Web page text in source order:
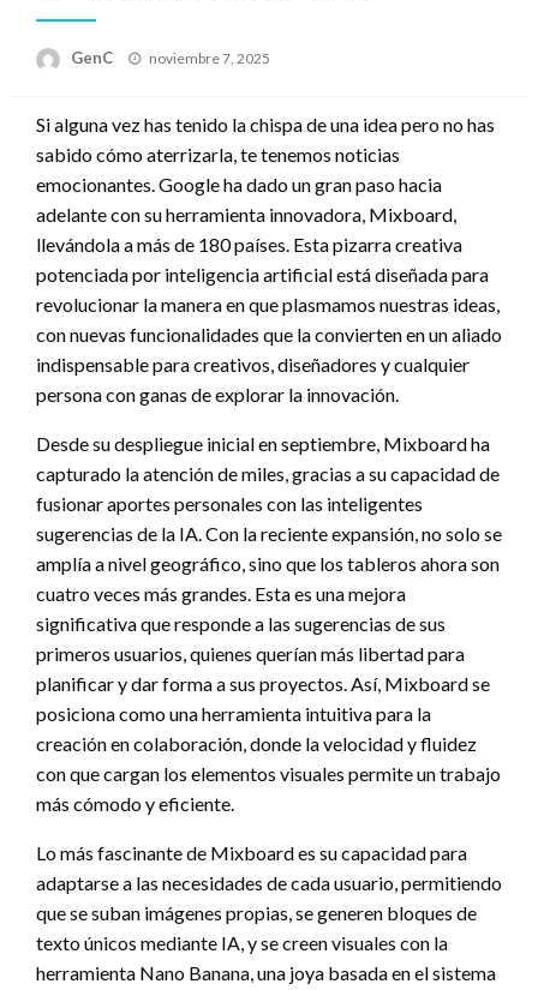
GenC
Publicado
noviembre 7, 2025
Si alguna vez has tenido la chispa de una idea pero no has
sabido cómo aterrizarla, te tenemos noticias
emocionantes. Google ha dado un gran paso hacia
adelante con su herramienta innovadora, Mixboard,
llevándola a más de 180 países. Esta pizarra creativa
potenciada por inteligencia artificial está diseñada para
revolucionar la manera en que plasmamos nuestras ideas,
con nuevas funcionalidades que la convierten en un aliado
indispensable para creativos, diseñadores y cualquier
persona con ganas de explorar la innovación.
Desde su despliegue inicial en septiembre, Mixboard ha
capturado la atención de miles, gracias a su capacidad de
fusionar aportes personales con las inteligentes
sugerencias de la IA. Con la reciente expansión, no solo se
amplía a nivel geográfico, sino que los tableros ahora son
cuatro veces más grandes. Esta es una mejora
significativa que responde a las sugerencias de sus
primeros usuarios, quienes querían más libertad para
planificar y dar forma a sus proyectos. Así, Mixboard se
posiciona como una herramienta intuitiva para la
creación en colaboración, donde la velocidad y fluidez
con que cargan los elementos visuales permite un trabajo
más cómodo y eficiente.
Lo más fascinante de Mixboard es su capacidad para
adaptarse a las necesidades de cada usuario, permitiendo
que se suban imágenes propias, se generen bloques de
texto únicos mediante IA, y se creen visuales con la
herramienta Nano Banana, una joya basada en el sistema